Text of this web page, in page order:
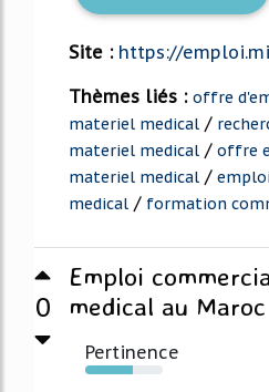
Site : https://
Thèmes liés : offre
materiel medical /
materiel medical / offre
materiel medical /
medical / formation
0
Emploi
medical au
Pertinence
62%